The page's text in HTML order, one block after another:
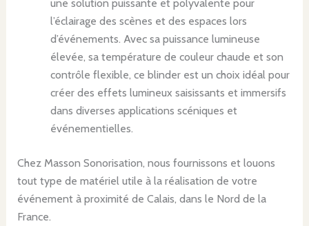
une solution puissante et polyvalente pour
l’éclairage des scènes et des espaces lors
d’événements. Avec sa puissance lumineuse
élevée, sa température de couleur chaude et son
contrôle flexible, ce blinder est un choix idéal pour
créer des effets lumineux saisissants et immersifs
dans diverses applications scéniques et
événementielles.
Chez Masson Sonorisation, nous fournissons et louons
tout type de matériel utile à la réalisation de votre
événement à proximité de Calais, dans le Nord de la
France.